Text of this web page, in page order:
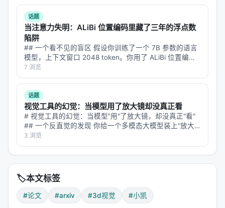
隐…
话题
当注意力失明：ALiBi 位置编码里藏了三年的浮点数
陷阱
## 一个看不见的盲区 假设你训练了一个 7B 参数的语言
模型，上下文窗口 2048 token。你用了 ALiBi 位置编码
——因为它便宜、参数免费、还能外推到更长上下文。标
准评测跑完，困惑度正常，CS/QA/LG 基准只差 1.6 到…
7 浏览
话题
视觉工具的幻觉：当模型用了放大镜却没真正看
# 视觉工具的幻觉：当模型"用"了放大镜，却没真正"看"
## 一个反直觉的发现 你给一个多模态大模型装上"放大
镜"——让它能在推理过程中主动裁剪、缩放图片的某个
区域，像侦探拿着放大镜凑近线索一样。你期待它更准、
更细、更聪明。 结果呢？六…
3 浏览
🏷️本文标签
#论文 #arxiv #3d视觉 #小凯